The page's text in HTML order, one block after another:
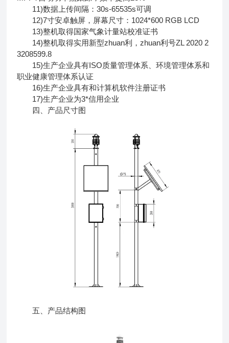
11)数据上传间隔：30s-65535s可调
12)7寸安卓触屏，屏幕尺寸：1024*600 RGB LCD
13)整机取得国家气象计量站校准证书
14)整机取得实用新型zhuan利，zhuan利号ZL 2020 2
3208599.8
15)生产企业具有ISO质量管理体系、环境管理体系和
职业健康管理体系认证
16)生产企业具有和计算机软件注册证书
17)生产企业为3*信用企业
四、产品尺寸图
五、产品结构图